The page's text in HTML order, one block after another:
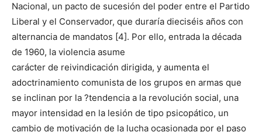
Nacional, un pacto de sucesión del poder entre el Partido
Liberal y el Conservador, que duraría dieciséis años con
alternancia de mandatos [4]. Por ello, entrada la década
de 1960, la violencia asume
carácter de reivindicación dirigida, y aumenta el
adoctrinamiento comunista de los grupos en armas que
se inclinan por la ?tendencia a la revolución social, una
mayor intensidad en la lesión de tipo psicopático, un
cambio de motivación de la lucha ocasionada por el paso